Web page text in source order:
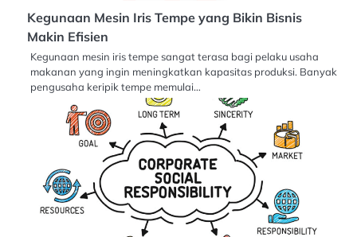
Kegunaan Mesin Iris Tempe yang Bikin Bisnis
Makin Efisien
Kegunaan mesin iris tempe sangat terasa bagi pelaku usaha
makanan yang ingin meningkatkan kapasitas produksi. Banyak
pengusaha keripik tempe memulai…